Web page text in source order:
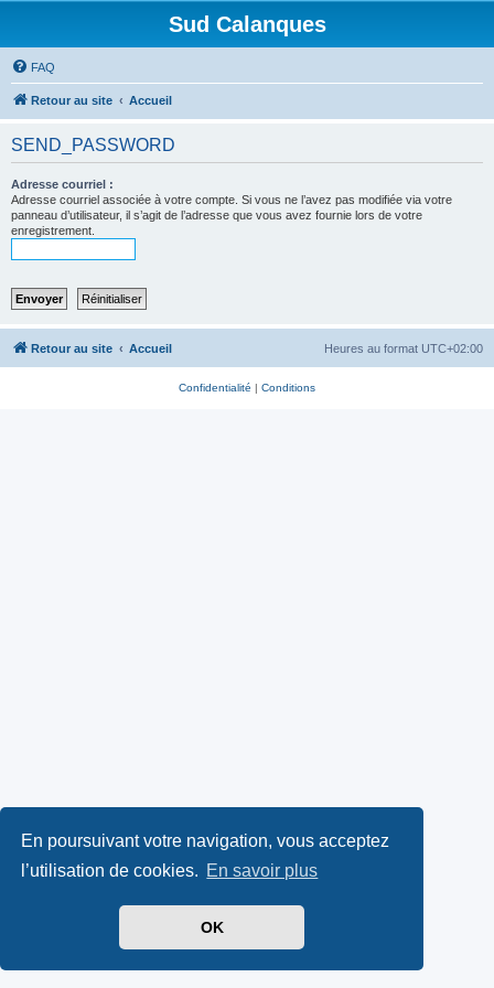
En poursuivant votre navigation, vous acceptez
l’utilisation de cookies. En savoir plus
OK
Sud Calanques
FAQ
Retour au site Accueil
SEND_PASSWORD
Adresse courriel :
Adresse courriel associée à votre compte. Si vous ne l’avez pas modifiée via votre
panneau d’utilisateur, il s’agit de l’adresse que vous avez fournie lors de votre
enregistrement.
Retour au site Accueil Heures au format UTC+02:00
Confidentialité | Conditions